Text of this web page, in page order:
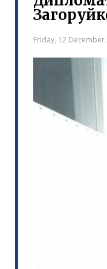
Friday, 12 December